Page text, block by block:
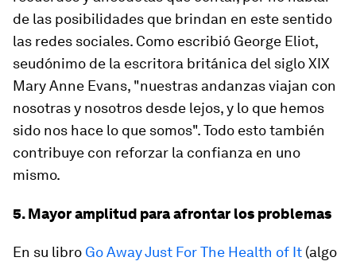
de las posibilidades que brindan en este sentido
las redes sociales. Como escribió George Eliot,
seudónimo de la escritora británica del siglo XIX
Mary Anne Evans, "nuestras andanzas viajan con
nosotras y nosotros desde lejos, y lo que hemos
sido nos hace lo que somos". Todo esto también
contribuye con reforzar la confianza en uno
mismo.
5. Mayor amplitud para afrontar los problemas
En su libro Go Away Just For The Health of It (algo